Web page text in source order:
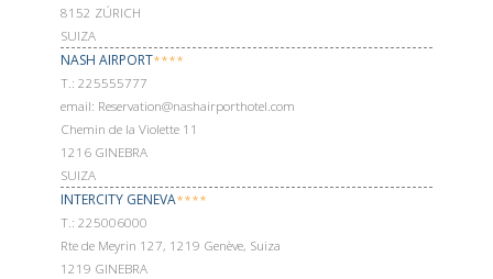
8152 ZÚRICH
SUIZA
NASH AIRPORT****
Т.: 225555777
email: Reservation@nashairporthotel.com
Chemin de la Violette 11
1216 GINEBRA
SUIZA
INTERCITY GENEVA****
Т.: 225006000
Rte de Meyrin 127, 1219 Genève, Suiza
1219 GINEBRA